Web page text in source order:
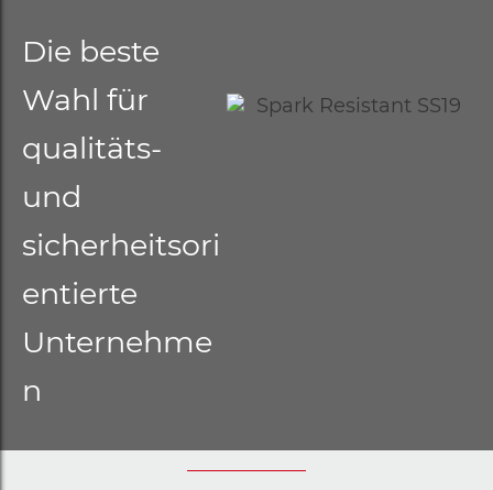
Die beste
Wahl für
qualitäts-
und
sicherheitsori
entierte
Unternehme
n